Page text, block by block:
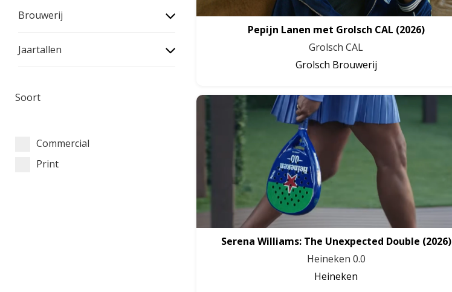
Brouwerij
Jaartallen
Soort
Commercial
Print
Pepijn Lanen met Grolsch CAL (2026)
Grolsch CAL
Grolsch Brouwerij
Serena Williams: The Unexpected Double (2026)
Heineken 0.0
Heineken